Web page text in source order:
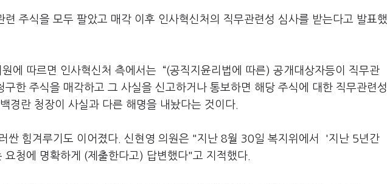
련 주식을 모두 팔았고 매각 이후 인사혁신처의 직무관련성 심사를 받는다고 발표했
에 따르면 인사혁신처 측에서는 “(공직지윤리법에 따른) 공개대상자등이 직무관
구한 주식을 매각하고 그 사실을 신고하거나 통보하면 해당 주식에 대한 직무관련성
경란 청장이 사실과 다른 해명을 내놨다는 것이다.
싼 힘겨루기도 이어졌다. 신현영 의원은 "지난 8월 30일 복지위에서 '지난 5년간
청에 명확하게 (제출한다고) 답변했다"고 지적했다.